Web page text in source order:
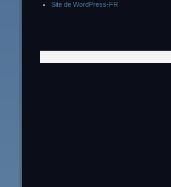
Site de WordPress-FR